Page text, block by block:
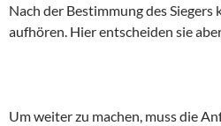
Nach der Bestimmung des Siegers
aufhören. Hier entscheiden sie
Um weiter zu machen, muss die